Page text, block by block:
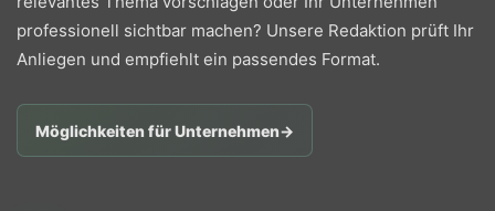
professionell sichtbar machen? Unsere Redaktion prüft Ihr
Anliegen und empfiehlt ein passendes Format.
Möglichkeiten für Unternehmen→